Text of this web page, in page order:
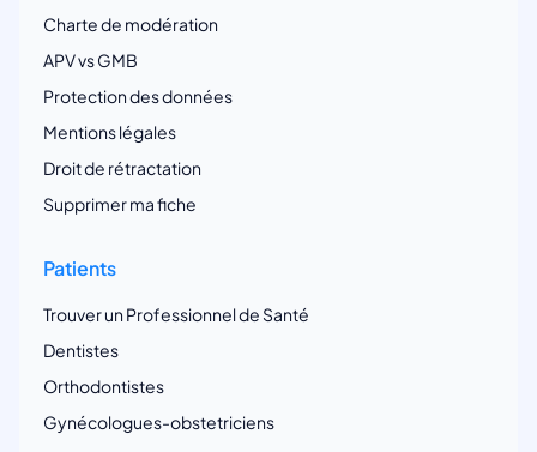
Charte de modération
APV vs GMB
Protection des données
Mentions légales
Droit de rétractation
Supprimer ma fiche
Patients
Trouver un Professionnel de Santé
Dentistes
Orthodontistes
Gynécologues-obstetriciens